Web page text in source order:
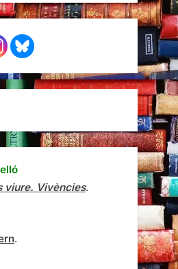
viure. Vivències.
.